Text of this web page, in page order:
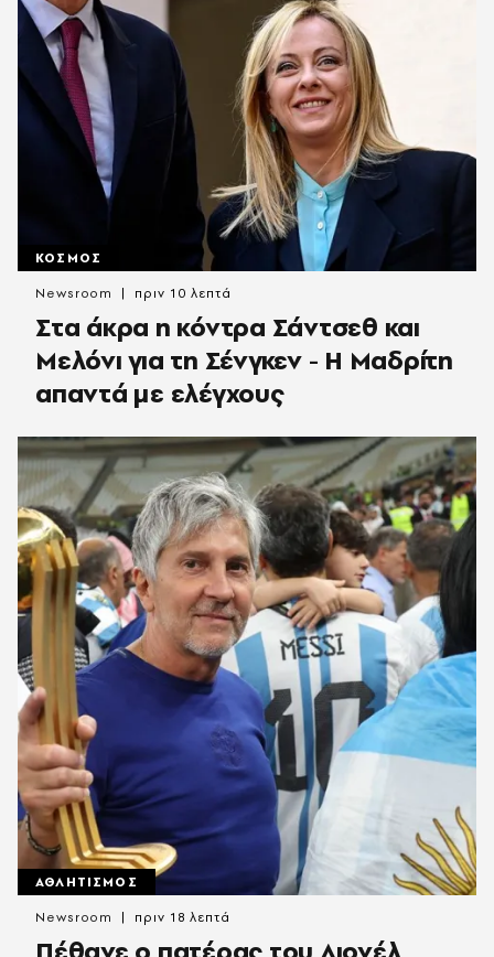
ΚΟΣΜΟΣ
Στα άκρα η κόντρα Σάντσεθ και
Μελόνι για τη Σένγκεν - Η Μαδρίτη
απαντά με ελέγχους
Newsroom πριν 10 λεπτά
ΑΘΛΗΤΙΣΜΟΣ
Newsroom πριν 18 λεπτά